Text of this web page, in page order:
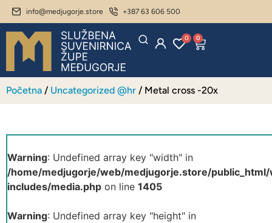
info@medjugorje.store +387 63 606 500
0 0
Početna / Uncategorized @hr / Metal cross -20x
Warning: Undefined array key "width" in
/home/medjugorje/web/medjugorje.store/
includes/media.php on line 1405
Warning: Undefined array key "height" in